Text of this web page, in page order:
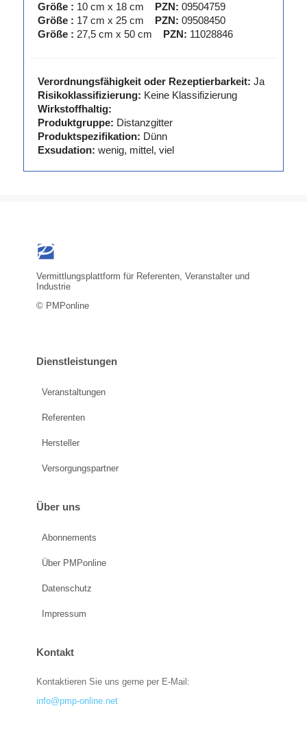
Größe : 10 cm x 18 cm PZN: 09504759
Größe : 17 cm x 25 cm PZN: 09508450
Größe : 27,5 cm x 50 cm PZN: 11028846
Verordnungsfähigkeit oder Rezeptierbarkeit: Ja
Risikoklassifizierung: Keine Klassifizierung
Wirkstoffhaltig:
Produktgruppe: Distanzgitter
Produktspezifikation: Dünn
Exsudation: wenig, mittel, viel
Vermittlungsplattform für Referenten, Veranstalter und
Industrie
© PMPonline
Dienstleistungen
Veranstaltungen
Referenten
Hersteller
Versorgungspartner
Über uns
Abonnements
Über PMPonline
Datenschutz
Impressum
Kontakt
Kontaktieren Sie uns gerne per E-Mail:
info@pmp-online.net